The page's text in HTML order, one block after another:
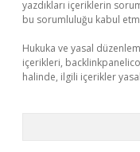
yazdıkları içeriklerin
bu sorumluluğu kabul
Hukuka ve yasal
içerikleri,
halinde, ilgili içerikler